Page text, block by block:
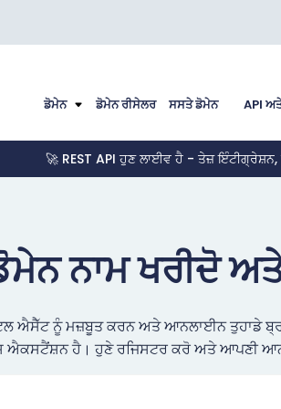
ਡੋਮੇਨ ਡੋਮੇਨ ਰੀਸੇਲਰ ਸਸਤੇ ਡੋਮੇਨ API
🚀 REST API ਹੁਣ ਲਾਈਵ ਹੈ - ਤੇਜ਼
ਨਾਮ ਖਰੀਦੋ
ਐਸੈੱਟ ਨੂੰ ਮਜ਼ਬੂਤ ਕਰਨ ਅਤੇ ਆਨਲਾਈਨ ਤੁਹਾਡੇ
ਹੈ। ਹੁਣੇ ਰਜਿਸਟਰ ਕਰੋ ਅਤੇ ਆਪਣੀ